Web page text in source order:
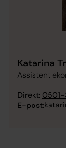
Katarina
Assistent
Direkt: 0501-
E-post: